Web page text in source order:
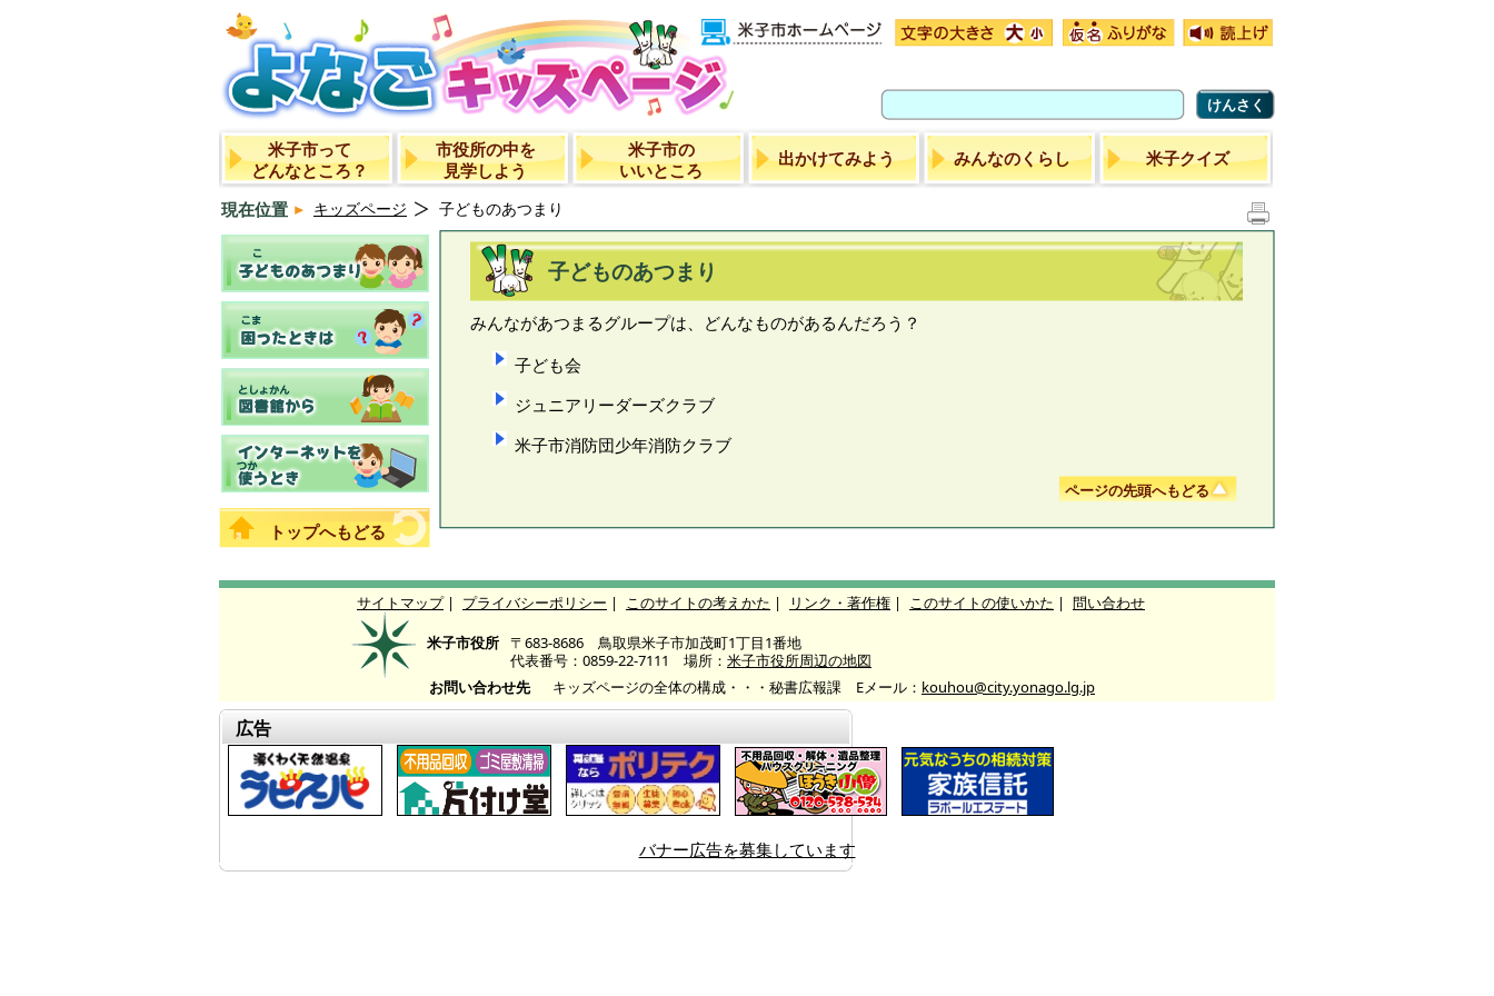
けんさく
米子市って
どんなところ？
市役所の中を
見学しよう
米子市の
いいところ
出かけてみよう みんなのくらし 米子クイズ
現在位置 キッズページ 子どものあつまり
トップへもどる
子どものあつまり
みんながあつまるグループは、どんなものがあるんだろう？
子ども会
ジュニアリーダーズクラブ
米子市消防団少年消防クラブ
ページの先頭へもどる
サイトマップ | プライバシーポリシー | このサイトの考えかた | リンク・著作権 | このサイトの使いかた | 問い合わせ
米子市役所 〒683-8686 鳥取県米子市加茂町1丁目1番地
代表番号：0859-22-7111 場所： 米子市役所周辺の地図
お問い合わせ先
キッズページの全体の構成・・・秘書広報課 Eメール： kouhou@city.yonago.lg.jp
広告
バナー広告を募集しています